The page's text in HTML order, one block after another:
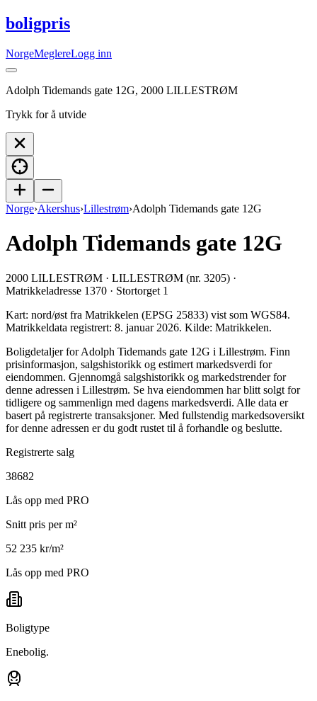
boligpris
NorgeMeglereLogg inn
Adolph Tidemands gate 12G, 2000 LILLESTRØM
Trykk for å utvide
Norge›Akershus›Lillestrøm›Adolph Tidemands gate 12G
Adolph Tidemands gate 12G
2000 LILLESTRØM · LILLESTRØM (nr. 3205) ·
Matrikkeladresse 1370 · Stortorget 1
Kart: nord/øst fra Matrikkelen (EPSG 25833) vist som WGS84.
Matrikkeldata registrert: 8. januar 2026. Kilde: Matrikkelen.
Boligdetaljer for Adolph Tidemands gate 12G i Lillestrøm. Finn
prisinformasjon, salgshistorikk og estimert markedsverdi for
eiendommen. Gjennomgå salgshistorikk og markedstrender for
denne adressen i Lillestrøm. Se hva eiendommen har blitt solgt for
tidligere og sammenlign med dagens markedsverdi. Alle data er
basert på registrerte transaksjoner. Med fullstendig markedsoversikt
for denne adressen er du godt rustet til å forhandle og beslutte.
Registrerte salg
38682
Lås opp med PRO
Snitt pris per m²
52 235 kr/m²
Lås opp med PRO
Boligtype
Enebolig.